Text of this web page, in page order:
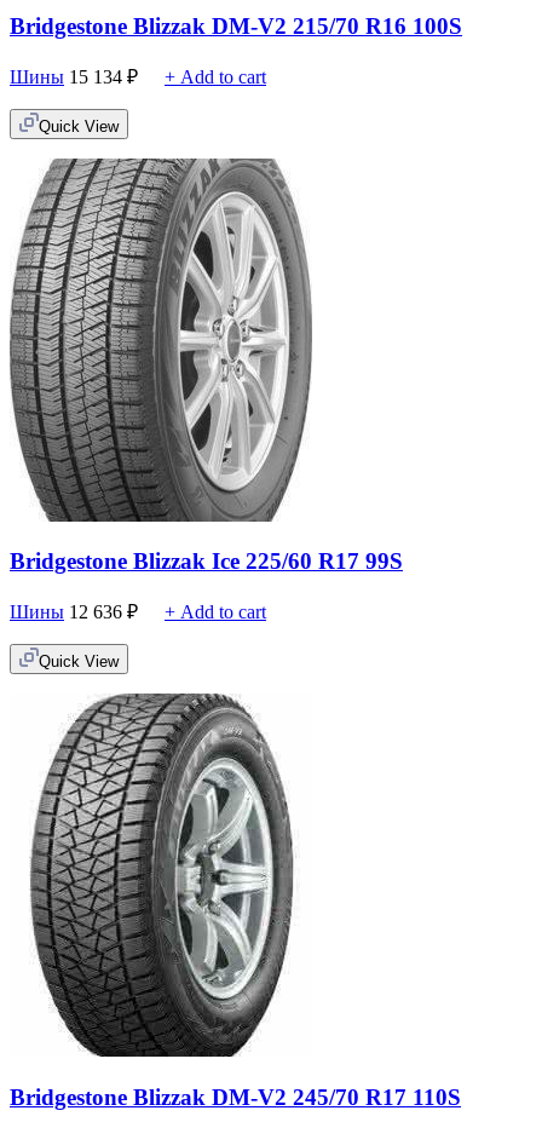
Bridgestone Blizzak DM-V2 215/70 R16 100S
Шины 15 134 ₽ + Add to cart
Quick View
Bridgestone Blizzak Ice 225/60 R17 99S
Шины 12 636 ₽ + Add to cart
Quick View
Bridgestone Blizzak DM-V2 245/70 R17 110S